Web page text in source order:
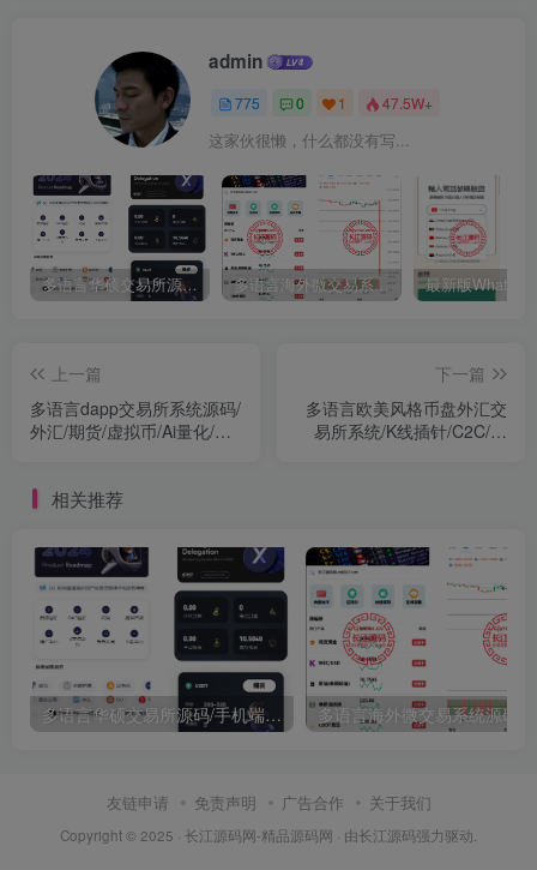
admin
775 0 1 47.5W+
这家伙很懒，什么都没有写...
多语言华硕交易所源码/手机端uniapp电脑端vue.支持秒合约/币币/国际黄金/U本位合约/DeFi挖矿 多语言海外微交易系统源码/虚拟币黄金期货外汇微盘
上一篇
多语言dapp交易所系统源码/
外汇/期货/虚拟币/Ai量化/贷
下一篇
多语言欧美风格币盘外汇交
易所系统/K线插针/C2C/外
相关推荐
多语言华硕交易所源码/手机端uniapp电脑端vue.支持秒合约/币币/国际黄金/U本位合约/DeFi挖矿
友链申请 免责声明 广告合作 关于我们
Copyright © 2025 · 长江源码网-精品源码网 · 由长江源码强力驱动.